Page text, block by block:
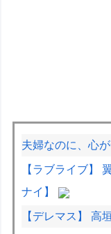
夫婦なのに、心
【ラブライブ】
ナイ】
【デレマス】 高